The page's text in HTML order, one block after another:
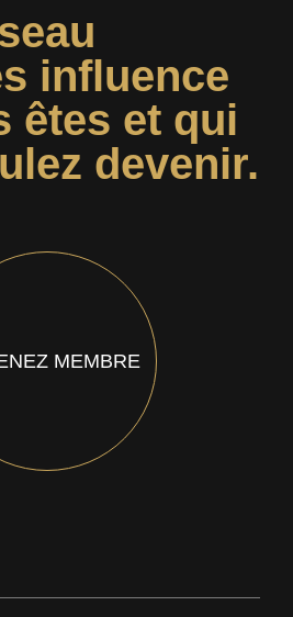
influence
êtes et qui
devenir.
MEMBRE